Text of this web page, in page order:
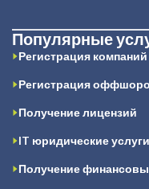
Популярные
Регистрация компаний
Регистрация
Получение лицензий
IT юридические услуги
Получение